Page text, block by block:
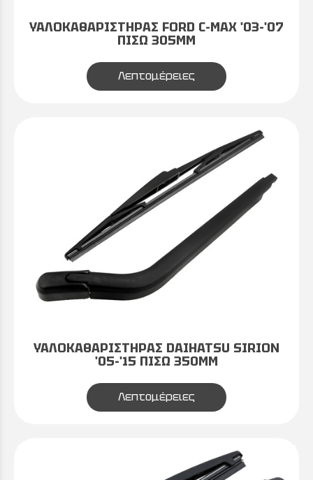
ΥΑΛΟΚΑΘΑΡΙΣΤΗΡΑΣ FORD C-MAX '03-'07
ΠΙΣΩ 305MM
Λεπτομέρειες
ΥΑΛΟΚΑΘΑΡΙΣΤΗΡΑΣ DAIHATSU SIRION
'05-'15 ΠΙΣΩ 350MM
Λεπτομέρειες